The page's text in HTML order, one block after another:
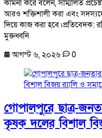
কামনা করে বলেন, সম্মিলিত
আরও শক্তিশালী করা এবং সদস্যদের
দিয়ে কাজ করা হবে।প্রতিবেদক:
মুক্তধ্বনি
আগস্ট ৬, ২০২৬
0
গোপালপুরে ছাত্র-
কৃষক দলের বিশাল